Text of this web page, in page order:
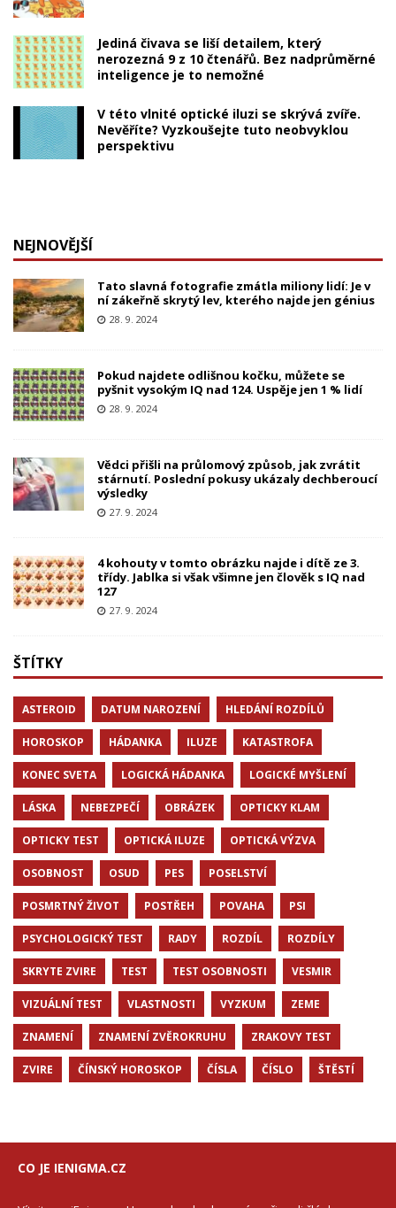
Jediná čivava se liší detailem, který
nerozezná 9 z 10 čtenářů. Bez nadprůměrné
inteligence je to nemožné
V této vlnité optické iluzi se skrývá zvíře.
Nevěříte? Vyzkoušejte tuto neobvyklou
perspektivu
NEJNOVĚJŠÍ
Tato slavná fotografie zmátla miliony lidí: Je v
ní zákeřně skrytý lev, kterého najde jen génius
28. 9. 2024
Pokud najdete odlišnou kočku, můžete se
pyšnit vysokým IQ nad 124. Uspěje jen 1 % lidí
28. 9. 2024
Vědci přišli na průlomový způsob, jak zvrátit
stárnutí. Poslední pokusy ukázaly dechberoucí
výsledky
27. 9. 2024
4 kohouty v tomto obrázku najde i dítě ze 3.
třídy. Jablka si však všimne jen člověk s IQ nad
127
27. 9. 2024
ŠTÍTKY
ASTEROID DATUM NAROZENÍ HLEDÁNÍ ROZDÍLŮ
HOROSKOP HÁDANKA ILUZE KATASTROFA
KONEC SVETA LOGICKÁ HÁDANKA LOGICKÉ MYŠLENÍ
LÁSKA NEBEZPEČÍ OBRÁZEK OPTICKY KLAM
OPTICKY TEST OPTICKÁ ILUZE OPTICKÁ VÝZVA
OSOBNOST OSUD PES POSELSTVÍ
POSMRTNÝ ŽIVOT POSTŘEH POVAHA PSI
PSYCHOLOGICKÝ TEST RADY ROZDÍL ROZDÍLY
SKRYTE ZVIRE TEST TEST OSOBNOSTI VESMIR
VIZUÁLNÍ TEST VLASTNOSTI VYZKUM ZEME
ZNAMENÍ ZNAMENÍ ZVĚROKRUHU ZRAKOVY TEST
ZVIRE ČÍNSKÝ HOROSKOP ČÍSLA ČÍSLO ŠTĚSTÍ
CO JE IENIGMA.CZ